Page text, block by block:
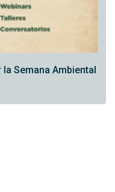
Semana Ambiental